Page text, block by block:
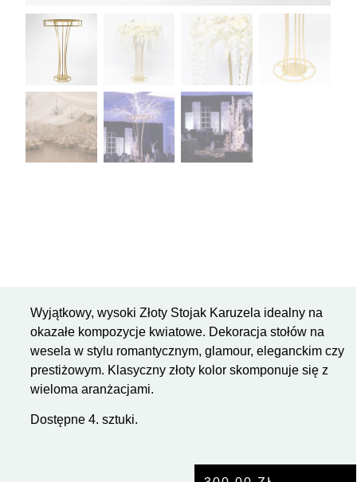
Wyjątkowy, wysoki Złoty Stojak Karuzela idealny na
okazałe kompozycje kwiatowe. Dekoracja stołów na
wesela w stylu romantycznym, glamour, eleganckim czy
prestiżowym. Klasyczny złoty kolor skomponuje się z
wieloma aranżacjami.
Dostępne 4. sztuki.